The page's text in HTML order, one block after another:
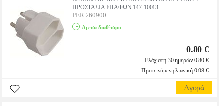
ΠΡΟΣΤΑΣΙΑ ΕΠΑΦΩΝ 147-10013
PER.260900
Αμεσα διαθέσιμο
0.80 €
Ελάχιστη 30 ημερών 0.80 €
Προτεινόμενη λιανική 0.98 €
Αγορά